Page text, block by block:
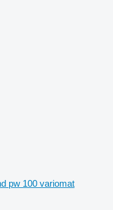
pw 100 variomat